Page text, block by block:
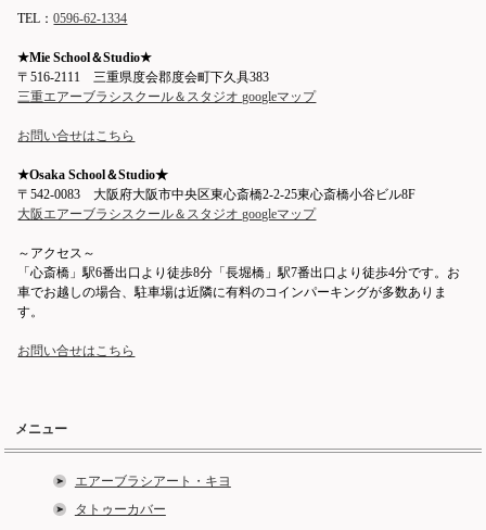
TEL：0596-62-1334
★Mie School＆Studio★
〒516-2111 三重県度会郡度会町下久具383
三重エアーブラシスクール＆スタジオ googleマップ
お問い合せはこちら
★Osaka School＆Studio★
〒542-0083 大阪府大阪市中央区東心斎橋2-2-25東心斎橋小谷ビル8F
大阪エアーブラシスクール＆スタジオ googleマップ
～アクセス～
「心斎橋」駅6番出口より徒歩8分「長堀橋」駅7番出口より徒歩4分です。お
車でお越しの場合、駐車場は近隣に有料のコインパーキングが多数ありま
す。
お問い合せはこちら
メニュー
エアーブラシアート・キヨ
タトゥーカバー